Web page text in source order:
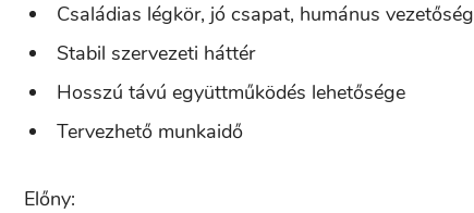
Családias légkör, jó csapat, humánus vezetőség
Stabil szervezeti háttér
Hosszú távú együttműködés lehetősége
Tervezhető munkaidő
Előny: